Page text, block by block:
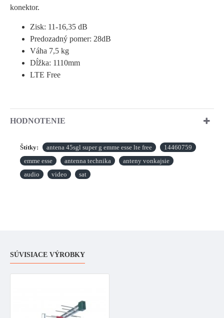
konektor.
Zisk: 11-16,35 dB
Predozadný pomer: 28dB
Váha 7,5 kg
Dĺžka: 1110mm
LTE Free
HODNOTENIE
Štítky: antena 45sgl super g emme esse lte free
14460759
emme esse
antenna technika
anteny vonkajsie
audio
video sat
SÚVISIACE VÝROBKY